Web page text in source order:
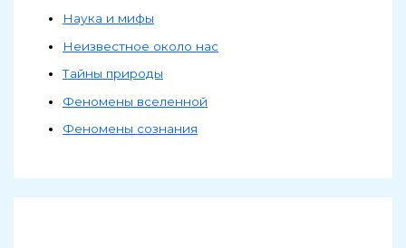
Наука и мифы
Неизвестное около нас
Тайны природы
Феномены вселенной
Феномены сознания